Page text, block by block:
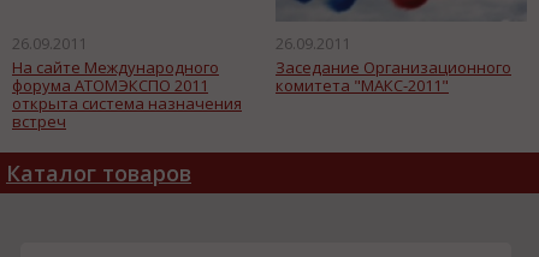
26.09.2011
На сайте Международного
форума АТОМЭКСПО 2011
открыта система назначения
встреч
26.09.2011
Заседание Организационного
комитета "МАКС-2011"
Каталог товаров